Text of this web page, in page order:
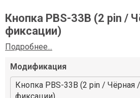
Кнопка PBS-33B (2 pin /
фиксации)
Подробнее...
Модификация
Кнопка PBS-33B (2 pin / Чёрная